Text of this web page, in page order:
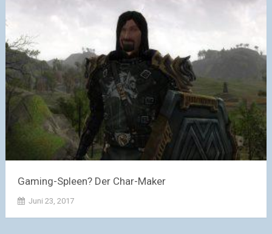
Gaming-Spleen? Der Char-Maker
Juni 23, 2017